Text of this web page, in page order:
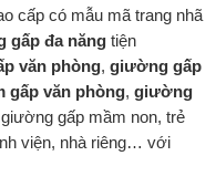
cấp có mẫu mã trang nhã
gấp đa năng tiện
văn phòng, giường gấp
gấp văn phòng, giường
giường gấp mầm non, trẻ
viện, nhà riêng… với